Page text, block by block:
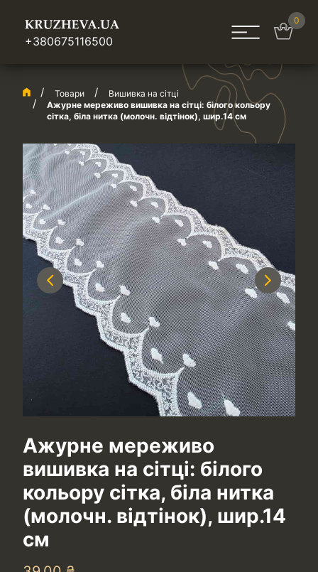
+380675116500
0
Товари
Вишивка на сітці
Ажурне мереживо вишивка на сітці: білого кольору
сітка, біла нитка (молочн. відтінок), шир.14 см
Previous Next
Ажурне мереживо
вишивка на сітці: білого
кольору сітка, біла нитка
(молочн. відтінок), шир.14
см